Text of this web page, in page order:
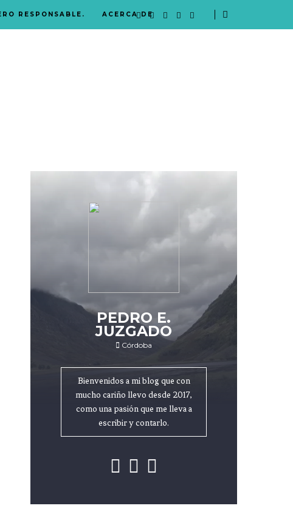
RESPONSABLE. ACERCA DE
PEDRO E.
JUZGADO
Córdoba
Bienvenidos a mi blog que con
mucho cariño llevo desde 2017,
como una pasión que me lleva a
escribir y contarlo.